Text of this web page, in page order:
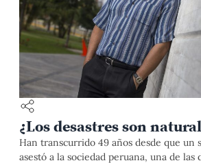
¿Los desastres son
Han transcurrido 49 años desde que un
asestó a la sociedad peruana, una de las